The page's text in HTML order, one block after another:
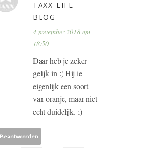
TAXX LIFE
BLOG
4 november 2018 om
18:50
Daar heb je zeker
gelijk in :) Hij ie
eigenlijk een soort
van oranje, maar niet
echt duidelijk. ;)
Beantwoorden